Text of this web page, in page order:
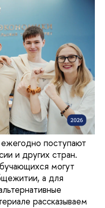
поступают
и других стран.
могут
а для
рассказываем